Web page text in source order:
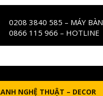
0208 3840 585 – MÁY BÀN
0866 115 966 – HOTLINE
NGHỆ THUẬT – DECOR